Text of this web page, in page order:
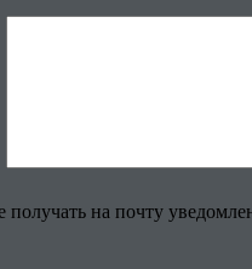
получать на почту